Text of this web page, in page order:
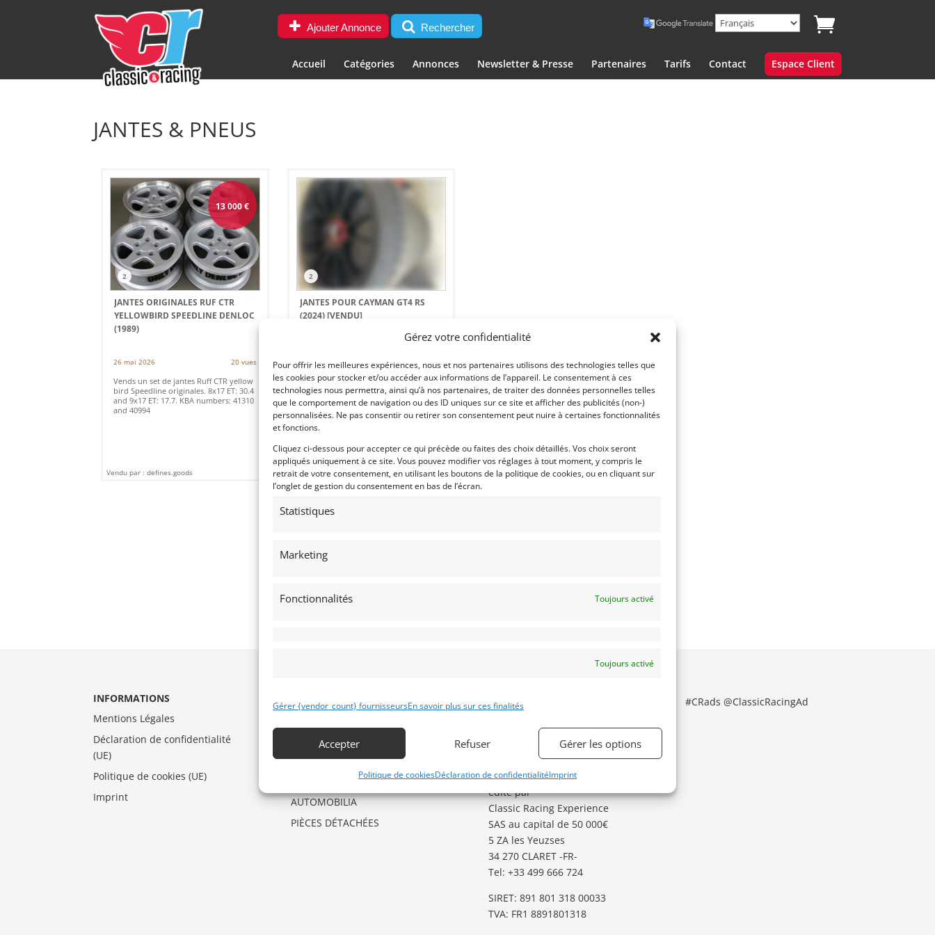
Gérez votre confidentialité
Pour offrir les meilleures expériences, nous et nos partenaires utilisons des technologies telles que
les cookies pour stocker et/ou accéder aux informations de l’appareil. Le consentement à ces
technologies nous permettra, ainsi qu’à nos partenaires, de traiter des données personnelles telles
que le comportement de navigation ou des ID uniques sur ce site et afficher des publicités (non-)
personnalisées. Ne pas consentir ou retirer son consentement peut nuire à certaines fonctionnalités
et fonctions.
Cliquez ci-dessous pour accepter ce qui précède ou faites des choix détaillés. Vos choix seront
appliqués uniquement à ce site. Vous pouvez modifier vos réglages à tout moment, y compris le
retrait de votre consentement, en utilisant les boutons de la politique de cookies, ou en cliquant sur
l’onglet de gestion du consentement en bas de l’écran.
Statistiques
Marketing
Fonctionnalités Toujours activé
Toujours activé
Gérer {vendor_count} fournisseursEn savoir plus sur ces finalités
Accepter Refuser Gérer les options
Politique de cookiesDéclaration de confidentialitéImprint
Ajouter Annonce Rechercher
Accueil Catégories Annonces Newsletter & Presse Partenaires Tarifs Contact Espace Client
JANTES & PNEUS
13 000€
2
JANTES ORIGINALES RUF CTR
YELLOWBIRD SPEEDLINE DENLOC
(1989)
26 mai 2026 20 vues
Vends un set de jantes Ruff CTR yellow
bird Speedline originales. 8x17 ET: 30.4
and 9x17 ET: 17.7. KBA numbers: 41310
and 40994
Vendu par : defines.goods
2
JANTES POUR CAYMAN GT4 RS
(2024)[VENDU]
Vends 4 jantes OZ pour Cayman GT 4
RS. 8.5 J x 20 ET 61 et 11J x20 ET50.
Pneus Michelin Pilote sport Cup 2
Vendu par : RUPP
INFORMATIONS
Mentions Légales
Déclaration de confidentialité
(UE)
Politique de cookies (UE)
Imprint
DRAGSTER
MOTO
VENTES AUX ENCHERES
AUTOMOBILIA
PIÈCES DÉTACHÉES
Contactez notre service
Annonces
Classic Racing Annonces
édité par
Classic Racing Experience
SAS au capital de 50 000€
5 ZA les Yeuzses
34 270 CLARET -FR-
Tel: ‭+33 499 666 724‬
SIRET: 891 801 318 00033
TVA: FR1 8891801318
#CRads @ClassicRacingAd